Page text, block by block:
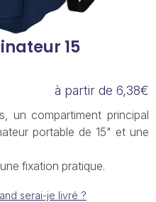
15
à partir de 6,38€
un compartiment principal
portable de 15" et une
fixation pratique.
serai-je livré ?